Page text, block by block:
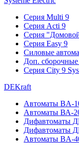
Серия Multi 9
Серия Acti 9
Серия
Серия Easy 9
Силовые
Доп.
Серия City 9
DEKraft
Автоматы BA-
Автоматы ВА-
Дифавтоматы
Дифавтоматы
Автоматы BA-